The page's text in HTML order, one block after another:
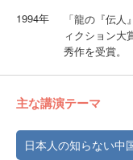
1994年
「龍の『伝
ィクション大
秀作を受賞。
主な講演テーマ
日本人の知らない中